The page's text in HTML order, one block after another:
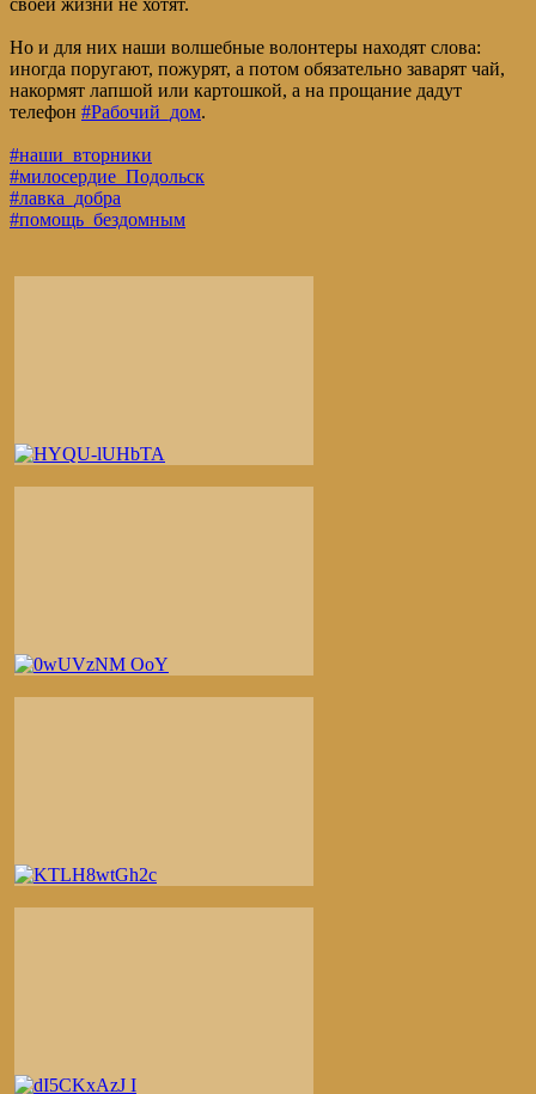
своей жизни не хотят.
Но и для них наши волшебные волонтеры находят слова:
иногда поругают, пожурят, а потом обязательно заварят чай,
накормят лапшой или картошкой, а на прощание дадут
телефон #Рабочий_дом.
#наши_вторники
#милосердие_Подольск
#лавка_добра
#помощь_бездомным